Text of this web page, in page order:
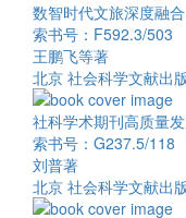
数智时代文旅深度融
索书号：F592.3/503
王鹏飞等著
北京 社会科学文献出
社科学术期刊高质量
索书号：G237.5/118
刘普著
北京 社会科学文献出